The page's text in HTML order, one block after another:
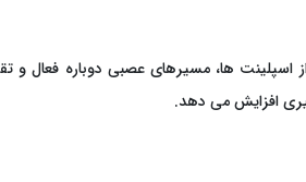
اسپلینت ‌ها، مسیرهای عصبی دوباره فعال
افزایش می ‌دهد.